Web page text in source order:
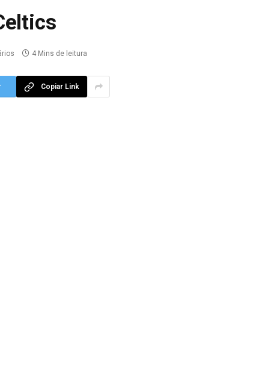
4 Mins de leitura
Copiar Link